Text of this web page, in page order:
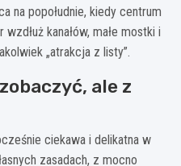
na popołudnie, kiedy centrum
kanałów, małe mostki i
„atrakcja z listy”.
ale z
ciekawa i delikatna w
zasadach, z mocno